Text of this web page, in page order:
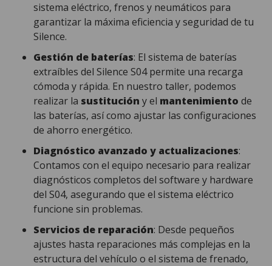
sistema eléctrico, frenos y neumáticos para
garantizar la máxima eficiencia y seguridad de tu
Silence.
Gestión de baterías: El sistema de baterías
extraíbles del Silence S04 permite una recarga
cómoda y rápida. En nuestro taller, podemos
realizar la sustitución y el mantenimiento de
las baterías, así como ajustar las configuraciones
de ahorro energético.
Diagnóstico avanzado y actualizaciones:
Contamos con el equipo necesario para realizar
diagnósticos completos del software y hardware
del S04, asegurando que el sistema eléctrico
funcione sin problemas.
Servicios de reparación: Desde pequeños
ajustes hasta reparaciones más complejas en la
estructura del vehículo o el sistema de frenado,